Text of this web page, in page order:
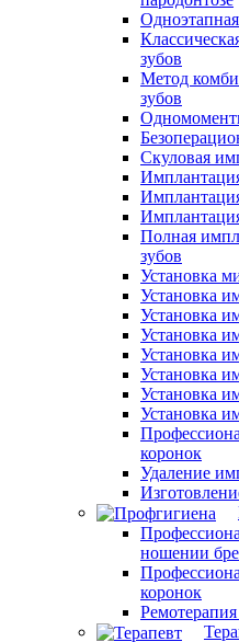
зубов
Метод
зубов
Скуловая
Полная
зубов
Установка
Установка
Установка
Установка
Установка
Установка
Установка
Установка
коронок
Удаление
ношении
коронок
Ремотерапия